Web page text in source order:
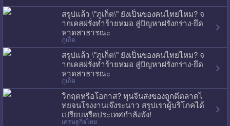
สรุปแล้ว \"ภูเก็ต\" ยังเป็นของคนไทยไหม? จ
ากเคสฝรั่งทำร้ายหมอ สู่ปัญหาฝรั่งกร่าง-ยึด
หาดสาธารณะ
ภูเก็ต
สรุปแล้ว \"ภูเก็ต\" ยังเป็นของคนไทยไหม? จ
ากเคสฝรั่งทำร้ายหมอ สู่ปัญหาฝรั่งกร่าง-ยึด
หาดสาธารณะ
ภูเก็ต
วิกฤตหรือโอกาส? ทุนจีนส่งของถูกตีตลาดไ
ทยจนโรงงานเจ๊งระนาว สรุปเราผู้บริโภคได้
เปรียบหรือประเทศกำลังพัง!
เศรษฐกิจไทย